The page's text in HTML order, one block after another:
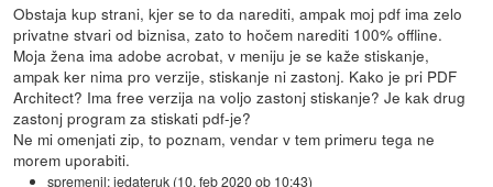
Obstaja kup strani, kjer se to da narediti, ampak moj pdf ima zelo
privatne stvari od biznisa, zato to hočem narediti 100% offline.
Moja žena ima adobe acrobat, v meniju je se kaže stiskanje,
ampak ker nima pro verzije, stiskanje ni zastonj. Kako je pri PDF
Architect? Ima free verzija na voljo zastonj stiskanje? Je kak drug
zastonj program za stiskati pdf-je?
Ne mi omenjati zip, to poznam, vendar v tem primeru tega ne
morem uporabiti.
spremenil:jedateruk (10. feb 2020 ob 10:43)